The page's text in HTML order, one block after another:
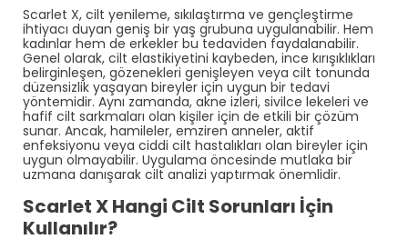
Scarlet X, cilt yenileme, sıkılaştırma ve gençleştirme
ihtiyacı duyan geniş bir yaş grubuna uygulanabilir. Hem
kadınlar hem de erkekler bu tedaviden faydalanabilir.
Genel olarak, cilt elastikiyetini kaybeden, ince kırışıklıkları
belirginleşen, gözenekleri genişleyen veya cilt tonunda
düzensizlik yaşayan bireyler için uygun bir tedavi
yöntemidir. Aynı zamanda, akne izleri, sivilce lekeleri ve
hafif cilt sarkmaları olan kişiler için de etkili bir çözüm
sunar. Ancak, hamileler, emziren anneler, aktif
enfeksiyonu veya ciddi cilt hastalıkları olan bireyler için
uygun olmayabilir. Uygulama öncesinde mutlaka bir
uzmana danışarak cilt analizi yaptırmak önemlidir.
Scarlet X Hangi Cilt Sorunları İçin
Kullanılır?